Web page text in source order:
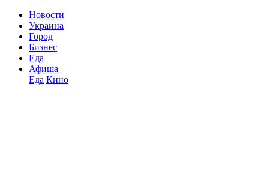
Новости
Украина
Город
Бизнес
Еда
Афиша
Еда Кино